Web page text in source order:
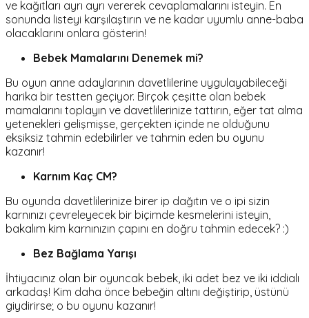
ve kağıtları ayrı ayrı vererek cevaplamalarını isteyin. En
sonunda listeyi karşılaştırın ve ne kadar uyumlu anne-baba
olacaklarını onlara gösterin!
Bebek Mamalarını Denemek mi?
Bu oyun anne adaylarının davetlilerine uygulayabileceği
harika bir testten geçiyor. Birçok çeşitte olan bebek
mamalarını toplayın ve davetlilerinize tattırın, eğer tat alma
yetenekleri gelişmişse, gerçekten içinde ne olduğunu
eksiksiz tahmin edebilirler ve tahmin eden bu oyunu
kazanır!
Karnım Kaç CM?
Bu oyunda davetlilerinize birer ip dağıtın ve o ipi sizin
karnınızı çevreleyecek bir biçimde kesmelerini isteyin,
bakalım kim karnınızın çapını en doğru tahmin edecek? :)
Bez Bağlama Yarışı
İhtiyacınız olan bir oyuncak bebek, iki adet bez ve iki iddialı
arkadaş! Kim daha önce bebeğin altını değiştirip, üstünü
giydirirse; o bu oyunu kazanır!